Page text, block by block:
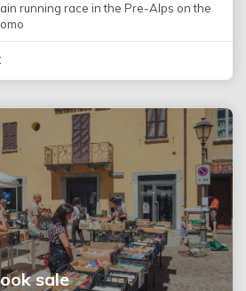
running race in the Pre-Alps on the
sale